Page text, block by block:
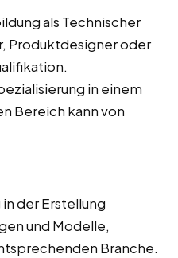
als Technischer
Produktdesigner oder
in einem
Bereich kann von
der Erstellung
und Modelle,
Branche.